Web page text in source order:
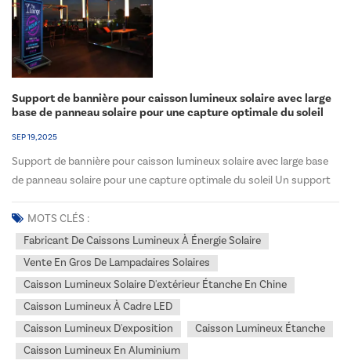
Support de bannière pour caisson lumineux solaire avec large
base de panneau solaire pour une capture optimale du soleil
SEP 19, 2025
Support de bannière pour caisson lumineux solaire avec large base
de panneau solaire pour une capture optimale du soleil Un support
de bannière solaire est une solution publicitaire portable et
autonome, entièrement alimentée par l'énergie solaire. Il est doté
d'une large base de panneau solaire c...
MOTS CLÉS :
Fabricant De Caissons Lumineux À Énergie Solaire
Vente En Gros De Lampadaires Solaires
Caisson Lumineux Solaire D'extérieur Étanche En Chine
Caisson Lumineux À Cadre LED
Caisson Lumineux D'exposition
Caisson Lumineux Étanche
Caisson Lumineux En Aluminium